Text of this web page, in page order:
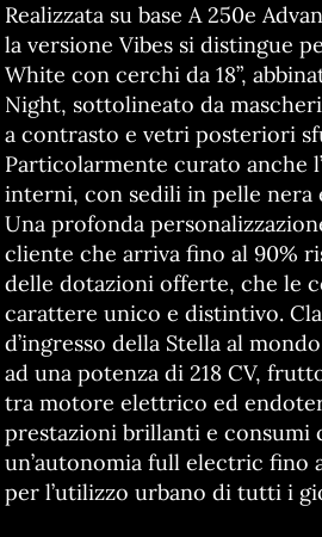
Realizzata su base A 250e
la versione Vibes si distingue
White con cerchi da 18”,
Night, sottolineato da
a contrasto e vetri posteriori
Particolarmente curato anche
interni, con sedili in pelle nera
Una profonda
cliente che arriva fino al 90%
delle dotazioni offerte, che le
carattere unico e distintivo.
d’ingresso della Stella al
ad una potenza di 218 CV,
tra motore elettrico ed
prestazioni brillanti e consumi
un’autonomia full electric fino
per l’utilizzo urbano di tutti i